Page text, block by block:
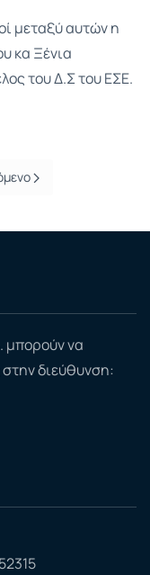
μεταξύ αυτών η
κα Ξένια
του Δ.Σ του ΕΣΕ.
μπορούν να
στην διεύθυνση: